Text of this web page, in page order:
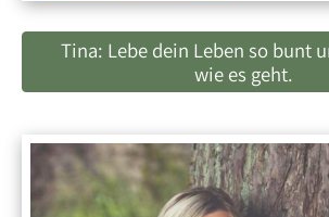
Tina: Lebe dein Leben so bunt
wie es geht.